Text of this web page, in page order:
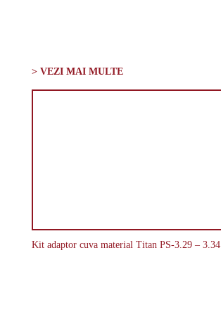
> VEZI MAI MULTE
Kit adaptor cuva material Titan PS-3.29 – 3.34